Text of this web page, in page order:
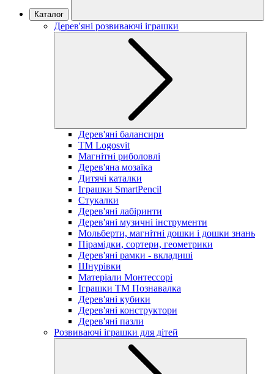
Каталог
Дерев'яні розвиваючі іграшки
Дерев'яні балансири
TM Logosvit
Магнітні риболовлі
Дерев'яна мозаїка
Дитячі каталки
Іграшки SmartPencil
Стукалки
Дерев'яні лабіринти
Дерев'яні музичні інструменти
Мольберти, магнітні дошки і дошки знань
Пірамідки, сортери, геометрики
Дерев'яні рамки - вкладиші
Шнурівки
Матеріали Монтессорі
Іграшки ТМ Познавалка
Дерев'яні кубики
Дерев'яні конструктори
Дерев'яні пазли
Розвиваючі іграшки для дітей